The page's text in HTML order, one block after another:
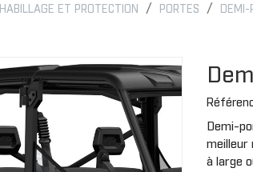
Demi pare-brise
Ensemble de pare-brise
Pare-brise
Veste
Haut
Pantalon
Cagoule/tour de cou
HABILLAGE ET PROTECTION PORTES DEMI-
Demi-
meilleur
à large